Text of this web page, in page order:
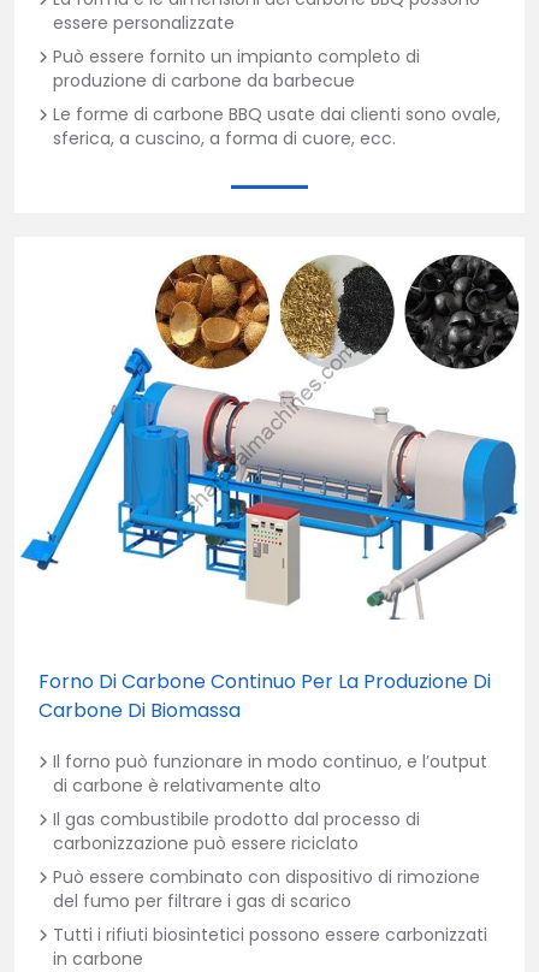
essere personalizzate
Può essere fornito un impianto completo di
produzione di carbone da barbecue
Le forme di carbone BBQ usate dai clienti sono ovale,
sferica, a cuscino, a forma di cuore, ecc.
Forno Di Carbone Continuo Per La Produzione Di
Carbone Di Biomassa
Il forno può funzionare in modo continuo, e l’output
di carbone è relativamente alto
Il gas combustibile prodotto dal processo di
carbonizzazione può essere riciclato
Può essere combinato con dispositivo di rimozione
del fumo per filtrare i gas di scarico
Tutti i rifiuti biosintetici possono essere carbonizzati
in carbone